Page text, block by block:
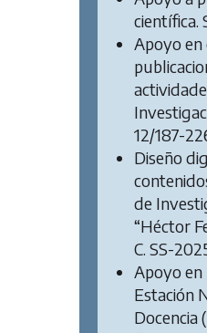
científica.
Apoyo en
12/187-
Diseño
de
“Héctor
C. SS-
Apoyo en
Estación
Docencia